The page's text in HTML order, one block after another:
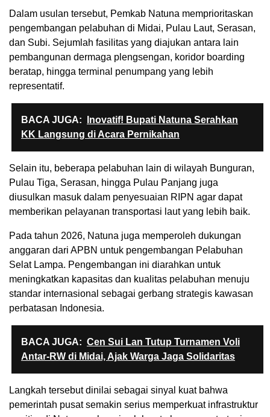
Dalam usulan tersebut, Pemkab Natuna memprioritaskan
pengembangan pelabuhan di Midai, Pulau Laut, Serasan,
dan Subi. Sejumlah fasilitas yang diajukan antara lain
pembangunan dermaga plengsengan, koridor boarding
beratap, hingga terminal penumpang yang lebih
representatif.
BACA JUGA:
Inovatif! Bupati Natuna Serahkan
KK Langsung di Acara Pernikahan
Selain itu, beberapa pelabuhan lain di wilayah Bunguran,
Pulau Tiga, Serasan, hingga Pulau Panjang juga
diusulkan masuk dalam penyesuaian RIPN agar dapat
memberikan pelayanan transportasi laut yang lebih baik.
Pada tahun 2026, Natuna juga memperoleh dukungan
anggaran dari APBN untuk pengembangan Pelabuhan
Selat Lampa. Pengembangan ini diarahkan untuk
meningkatkan kapasitas dan kualitas pelabuhan menuju
standar internasional sebagai gerbang strategis kawasan
perbatasan Indonesia.
BACA JUGA: Cen Sui Lan Tutup Turnamen Voli
Antar-RW di Midai, Ajak Warga Jaga Solidaritas
Langkah tersebut dinilai sebagai sinyal kuat bahwa
pemerintah pusat semakin serius memperkuat infrastruktur